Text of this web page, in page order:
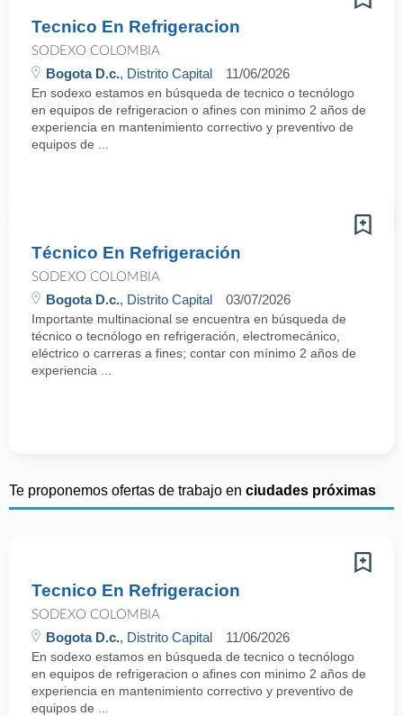
Tecnico En Refrigeracion
SODEXO COLOMBIA
Bogota D.c., Distrito Capital 11/06/2026
En sodexo estamos en búsqueda de tecnico o tecnólogo
en equipos de refrigeracion o afines con minimo 2 años de
experiencia en mantenimiento correctivo y preventivo de
equipos de ...
Técnico En Refrigeración
SODEXO COLOMBIA
Bogota D.c., Distrito Capital 03/07/2026
Importante multinacional se encuentra en búsqueda de
técnico o tecnólogo en refrigeración, electromecánico,
eléctrico o carreras a fines; contar con mínimo 2 años de
experiencia ...
Te proponemos ofertas de trabajo en ciudades próximas
Tecnico En Refrigeracion
SODEXO COLOMBIA
Bogota D.c., Distrito Capital 11/06/2026
En sodexo estamos en búsqueda de tecnico o tecnólogo
en equipos de refrigeracion o afines con minimo 2 años de
experiencia en mantenimiento correctivo y preventivo de
equipos de ...